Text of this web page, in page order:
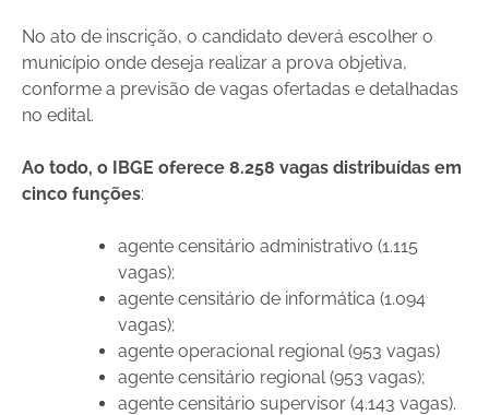
No ato de inscrição, o candidato deverá escolher o
município onde deseja realizar a prova objetiva,
conforme a previsão de vagas ofertadas e detalhadas
no edital.
Ao todo, o IBGE oferece 8.258 vagas distribuídas em
cinco funções:
agente censitário administrativo (1.115
vagas);
agente censitário de informática (1.094
vagas);
agente operacional regional (953 vagas)
agente censitário regional (953 vagas);
agente censitário supervisor (4.143 vagas).